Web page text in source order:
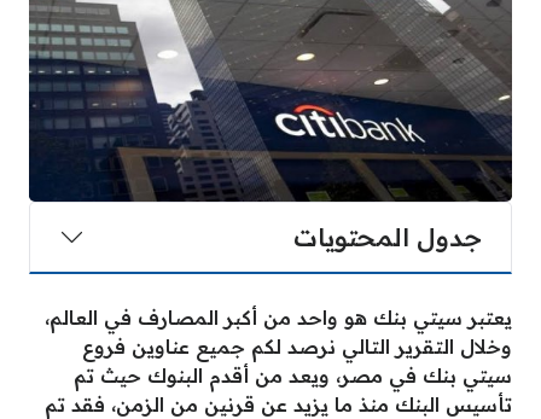
جدول المحتويات
يعتبر سيتي بنك هو واحد من أكبر المصارف في العالم،
وخلال التقرير التالي نرصد لكم جميع عناوين فروع
سيتي بنك في مصر، ويعد من أقدم البنوك حيث تم
تأسيس البنك منذ ما يزيد عن قرنين من الزمن، فقد تم